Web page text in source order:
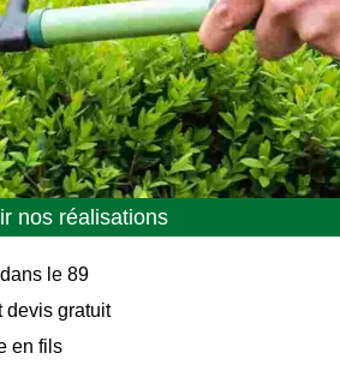
nos réalisations
le 89
devis gratuit
en fils